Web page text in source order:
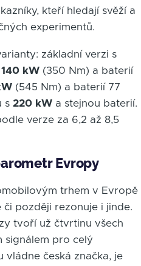
kteří hledají svěží a
experimentů.
základní verzi s
140 kW (350 Nm) a baterií
(545 Nm) a baterií 77
s 220 kW a stejnou baterií.
verze za 6,2 až 8,5
Evropy
trhem v Evropě
později rezonuje i jinde.
tvoří už čtvrtinu všech
signálem pro celý
vládne česká značka, je